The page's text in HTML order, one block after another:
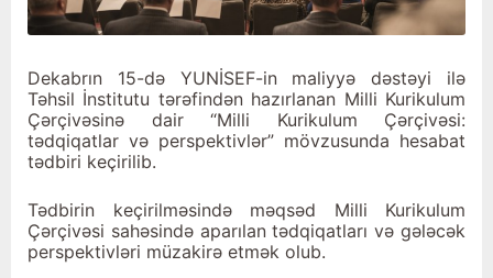
Dekabrın 15-də YUNİSEF-in maliyyə dəstəyi ilə
Təhsil İnstitutu tərəfindən hazırlanan Milli Kurikulum
Çərçivəsinə dair “Milli Kurikulum Çərçivəsi:
tədqiqatlar və perspektivlər” mövzusunda hesabat
tədbiri keçirilib.
Tədbirin keçirilməsində məqsəd Milli Kurikulum
Çərçivəsi sahəsində aparılan tədqiqatları və gələcək
perspektivləri müzakirə etmək olub.